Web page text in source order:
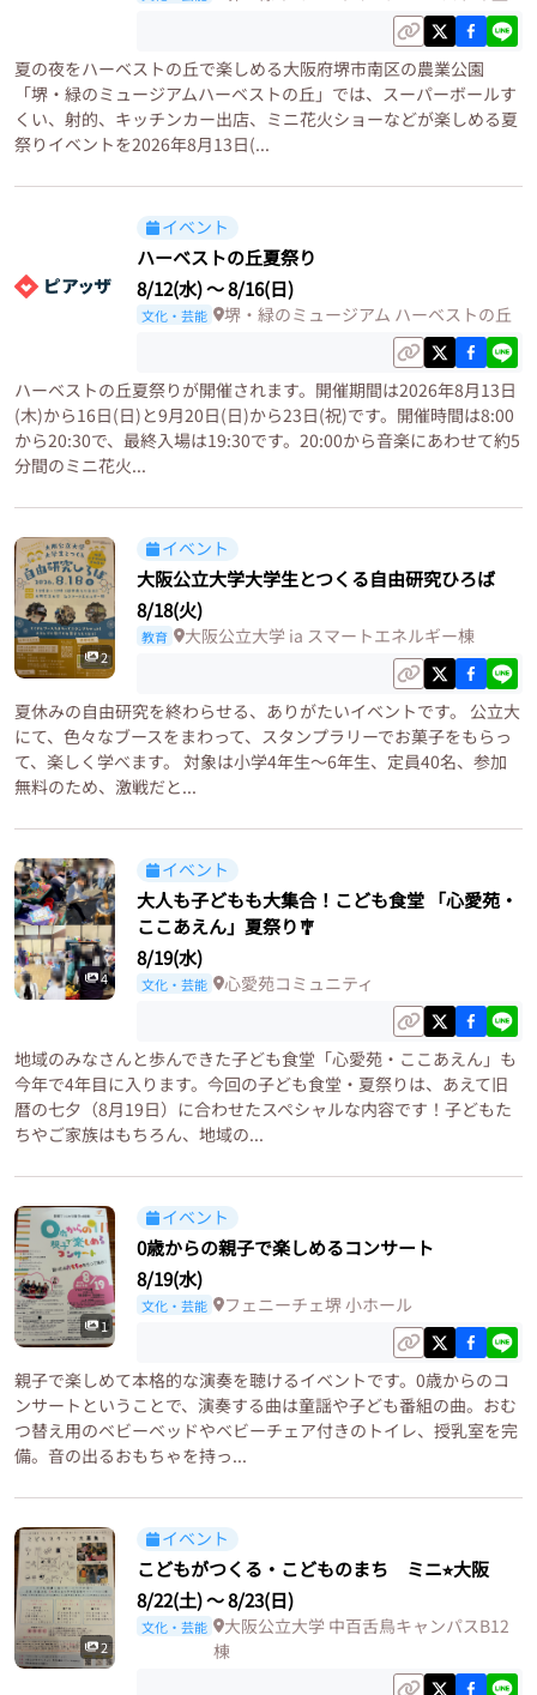
夏の夜をハーベストの丘で楽しめる大阪府堺市南区の農業公園
「堺・緑のミュージアムハーベストの丘」では、スーパーボールす
くい、射的、キッチンカー出店、ミニ花火ショーなどが楽しめる夏
祭りイベントを2026年8月13日(...
イベント
ハーベストの丘夏祭り
8/12(水)〜8/16(日)
文化・芸能 堺・緑のミュージアム ハーベストの丘
ハーベストの丘夏祭りが開催されます。開催期間は2026年8月13日
(木)から16日(日)と9月20日(日)から23日(祝)です。開催時間は8:00
から20:30で、最終入場は19:30です。20:00から音楽にあわせて約5
分間のミニ花火...
2
イベント
大阪公立大学大学生とつくる自由研究ひろば
8/18(火)
教育 大阪公立大学 ia スマートエネルギー棟
夏休みの自由研究を終わらせる、ありがたいイベントです。 公立大
にて、色々なブースをまわって、スタンプラリーでお菓子をもらっ
て、楽しく学べます。 対象は小学4年生〜6年生、定員40名、参加
無料のため、激戦だと...
4
イベント
大人も子どもも大集合！こども食堂 「心愛苑・
ここあえん」夏祭り🎐
8/19(水)
文化・芸能 心愛苑コミュニティ
地域のみなさんと歩んできた子ども食堂「心愛苑・ここあえん」も
今年で4年目に入ります。今回の子ども食堂・夏祭りは、あえて旧
暦の七夕（8月19日）に合わせたスペシャルな内容です！子どもた
ちやご家族はもちろん、地域の...
1
イベント
0歳からの親子で楽しめるコンサート
8/19(水)
文化・芸能 フェニーチェ堺 小ホール
親子で楽しめて本格的な演奏を聴けるイベントです。0歳からのコ
ンサートということで、演奏する曲は童謡や子ども番組の曲。おむ
つ替え用のベビーベッドやベビーチェア付きのトイレ、授乳室を完
備。音の出るおもちゃを持っ...
2
イベント
こどもがつくる・こどものまち ミニ⭐︎大阪
8/22(土)〜8/23(日)
文化・芸能
大阪公立大学 中百舌鳥キャンパスB12
棟